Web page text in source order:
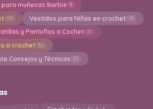
muñecas Barbie 8
99 Vestidos para Niñas en crochet 19
y Pantuflas a Cochet 41
a crochet 36
Consejos y Técnicas 21